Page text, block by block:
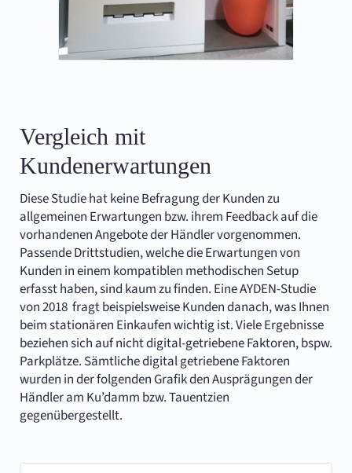
Vergleich mit
Kundenerwartungen
Diese Studie hat keine Befragung der Kunden zu
allgemeinen Erwartungen bzw. ihrem Feedback auf die
vorhandenen Angebote der Händler vorgenommen.
Passende Drittstudien, welche die Erwartungen von
Kunden in einem kompatiblen methodischen Setup
erfasst haben, sind kaum zu finden. Eine AYDEN-Studie
von 2018 fragt beispielsweise Kunden danach, was Ihnen
beim stationären Einkaufen wichtig ist. Viele Ergebnisse
beziehen sich auf nicht digital-getriebene Faktoren, bspw.
Parkplätze. Sämtliche digital getriebene Faktoren
wurden in der folgenden Grafik den Ausprägungen der
Händler am Ku’damm bzw. Tauentzien
gegenübergestellt.